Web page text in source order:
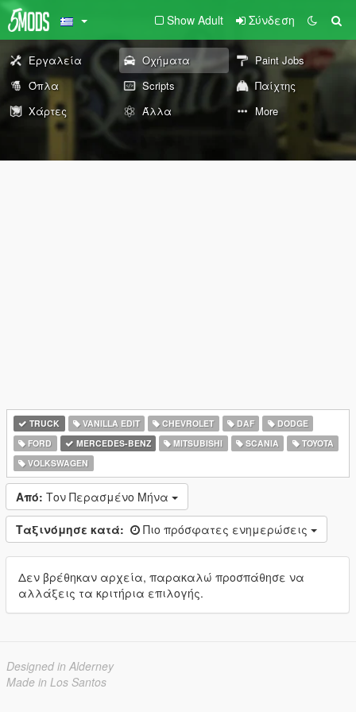
Show Adult Σύνδεση
Εργαλεία Οχήματα
Paint Jobs
Όπλα
Scripts
Παίχτης
Χάρτες
Άλλα More
TRUCK VANILLA EDIT CHEVROLET DAF
DODGE
FORD
MERCEDES-BENZ MITSUBISHI SCANIA
TOYOTA
VOLKSWAGEN
Από: Τον Περασμένο Μήνα
Ταξινόμησε κατά: Πιο πρόσφατες ενημερώσεις
Δεν βρέθηκαν αρχεία, παρακαλώ προσπάθησε να
αλλάξεις τα κριτήρια επιλογής.
Designed in Alderney
Made in Los Santos